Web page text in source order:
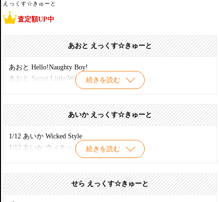
えっくす☆きゅーと
査定額UP中
あおと えっくす☆きゅーと
続きを読む
あおと Hello!Naughty Boy!
あおと Secret Little Wonderland
あおと クラシックセーラー&にゃんこカジュアルBLKコーデver
少年探偵団 あおと ver.1.1
少年探偵団IIあおと
冬のギムナジウム あおと
あおと Halloween Aqua Green ver. 限定
あいか えっくす☆きゅーと
続きを読む
1/12 あいか Wicked Style
1/12 あいか ウィキッドスタイル ver.1.1
あいか 5thアニバーサリーver
あいか SWEET PUNK GIRLS! DS開催記念ver.
せら えっくす☆きゅーと